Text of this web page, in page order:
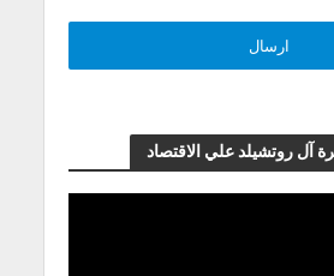
آل روتشيلد علي الاقتصاد